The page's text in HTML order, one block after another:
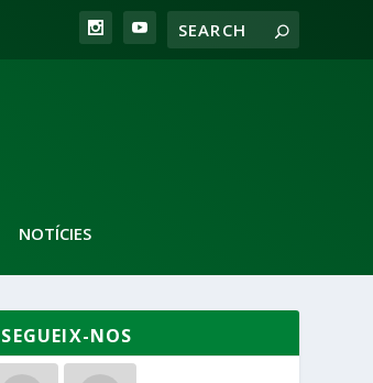
NOTÍCIES
SEGUEIX-NOS